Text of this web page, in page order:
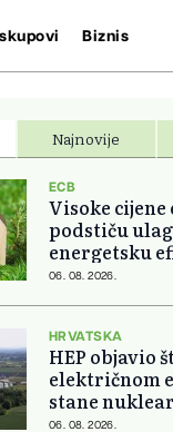
Biznis
Najnovije
ECB
Visoke cijene
podstiču
energetsku
domova
06. 08. 2026.
HRVATSKA
HEP objavio
električnom
stane
06. 08. 2026.